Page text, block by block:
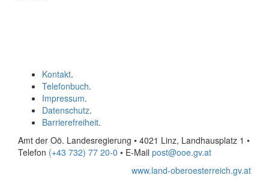
Kontakt.
Telefonbuch.
Impressum.
Datenschutz.
Barrierefreiheit.
Amt der Oö. Landesregierung • 4021 Linz, Landhausplatz 1 •
Telefon (+43 732) 77 20-0 • E-Mail post@ooe.gv.at
www.land-oberoesterreich.gv.at